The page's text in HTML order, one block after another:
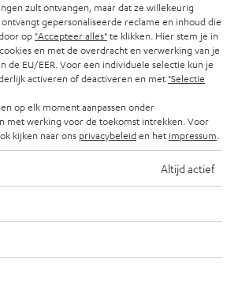
en-un qui ne fait aucun compromis
draadbreuk.nl
01.08.2026
Plus…
zult ontvangen, maar dat ze willekeurig
gepersonaliseerde reclame en inhoud die
op "Accepteer alles"te klikken. Hier stem je in
en met de overdracht en verwerking van je
de EU/EER. Voor een individuele selectie kun je
activeren of deactiveren en met "Selectie
op elk moment aanpassen onder
met werking voor de toekomst intrekken. Voor
kijken naar ons privacybeleiden het impressum
Altijd actief